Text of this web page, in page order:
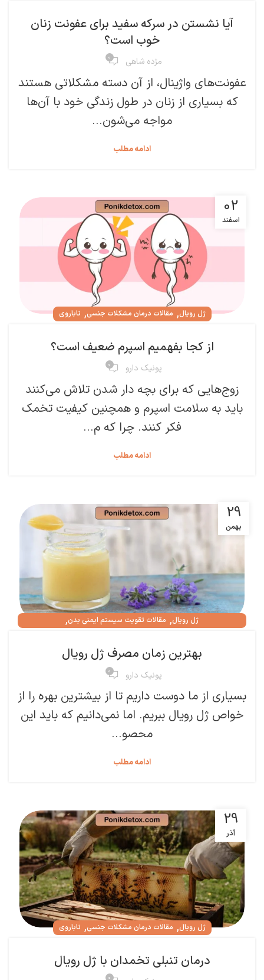
آیا نشستن در سرکه سفید برای عفونت زنان
خوب است؟
مژده شاهی ۰
عفونت‌های واژینال، از آن دسته مشکلاتی هستند
که بسیاری از زنان در طول زندگی خود با آن‌ها
مواجه می‌شون...
ادامه مطلب
02
اسفند
ژل رویال, مقالات درمان مشکلات جنسی, ناباروی
از کجا بفهمیم اسپرم ضعیف است؟
پونیک دارو ۰
زوج‌هایی که برای بچه دار شدن تلاش می‌کنند
باید به سلامت اسپرم و همچنین کیفیت تخمک
فکر کنند. چرا که م...
ادامه مطلب
29
بهمن
ژل رویال, مقالات تقویت سیستم ایمنی بدن,
بهترین زمان مصرف ژل رویال
پونیک دارو ۰
بسیاری از ما دوست داریم تا از بیشترین بهره را از
خواص ژل رویال ببریم. اما نمی‌دانیم که باید این
محصو...
ادامه مطلب
29
آذر
ژل رویال, مقالات درمان مشکلات جنسی, ناباروی
درمان تنبلی تخمدان با ژل رویال
۰